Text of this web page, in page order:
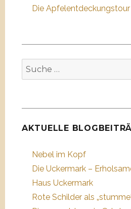
Die
Suche
nach:
AKTUELLE
Nebel im Kopf
Die Uckermark –
Haus Uckermark
Rote Schilder als